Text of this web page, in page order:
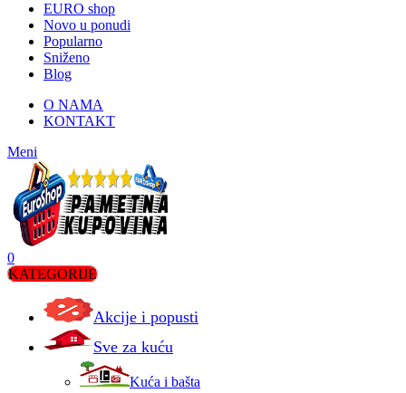
EURO shop
Novo u ponudi
Popularno
Sniženo
Blog
O NAMA
KONTAKT
Meni
0
KATEGORIJE
Akcije i popusti
Sve za kuću
Kuća i bašta